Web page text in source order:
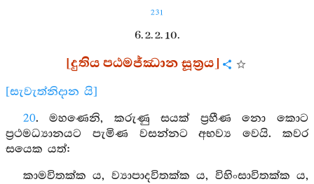
231
6. 2. 2. 10.
[දුතිය පඨමජ්ඣාන සූත්‍රය]
[සැවැත්නිදාන යි]
20. මහණෙනි, කරුණු සයක් ප්‍රහීණ නො කොට
ප්‍රථමධ්‍යානයට පැමිණ වසන්නට අභව්‍ය වෙයි. කවර
සයෙක යත්:
කාමවිතක්ක ය, ව්‍යාපාදවිතක්ක ය, විහිංසාවිතක්ක ය,